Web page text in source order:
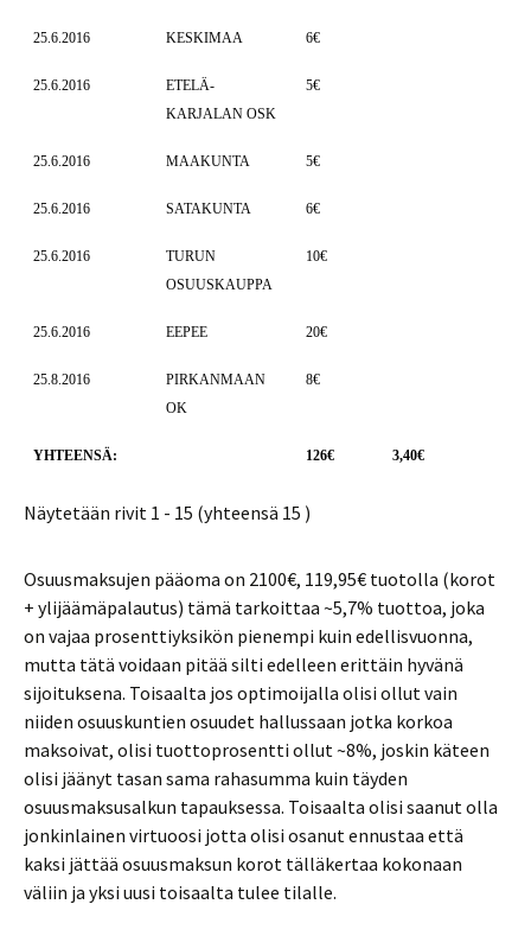
25.6.2016 KESKIMAA 6€
25.6.2016
ETELÄ-
KARJALAN OSK
5€
25.6.2016 MAAKUNTA 5€
25.6.2016 SATAKUNTA 6€
25.6.2016
TURUN
OSUUSKAUPPA
10€
25.6.2016 EEPEE 20€
25.8.2016
PIRKANMAAN
OK
8€
YHTEENSÄ: 126€ 3,40€
Näytetään rivit 1 - 15 (yhteensä 15 )
Osuusmaksujen pääoma on 2100€, 119,95€ tuotolla (korot
+ ylijäämäpalautus) tämä tarkoittaa ~5,7% tuottoa, joka
on vajaa prosenttiyksikön pienempi kuin edellisvuonna,
mutta tätä voidaan pitää silti edelleen erittäin hyvänä
sijoituksena. Toisaalta jos optimoijalla olisi ollut vain
niiden osuuskuntien osuudet hallussaan jotka korkoa
maksoivat, olisi tuottoprosentti ollut ~8%, joskin käteen
olisi jäänyt tasan sama rahasumma kuin täyden
osuusmaksusalkun tapauksessa. Toisaalta olisi saanut olla
jonkinlainen virtuoosi jotta olisi osanut ennustaa että
kaksi jättää osuusmaksun korot tälläkertaa kokonaan
väliin ja yksi uusi toisaalta tulee tilalle.